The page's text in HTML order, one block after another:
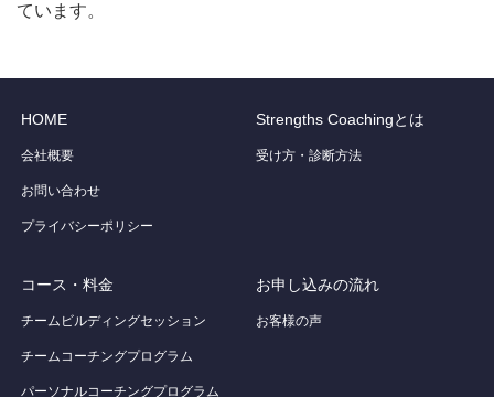
ています。
HOME
会社概要
お問い合わせ
プライバシーポリシー
Strengths Coachingとは
受け方・診断方法
コース・料金
チームビルディングセッション
チームコーチングプログラム
パーソナルコーチングプログラム
お申し込みの流れ
お客様の声